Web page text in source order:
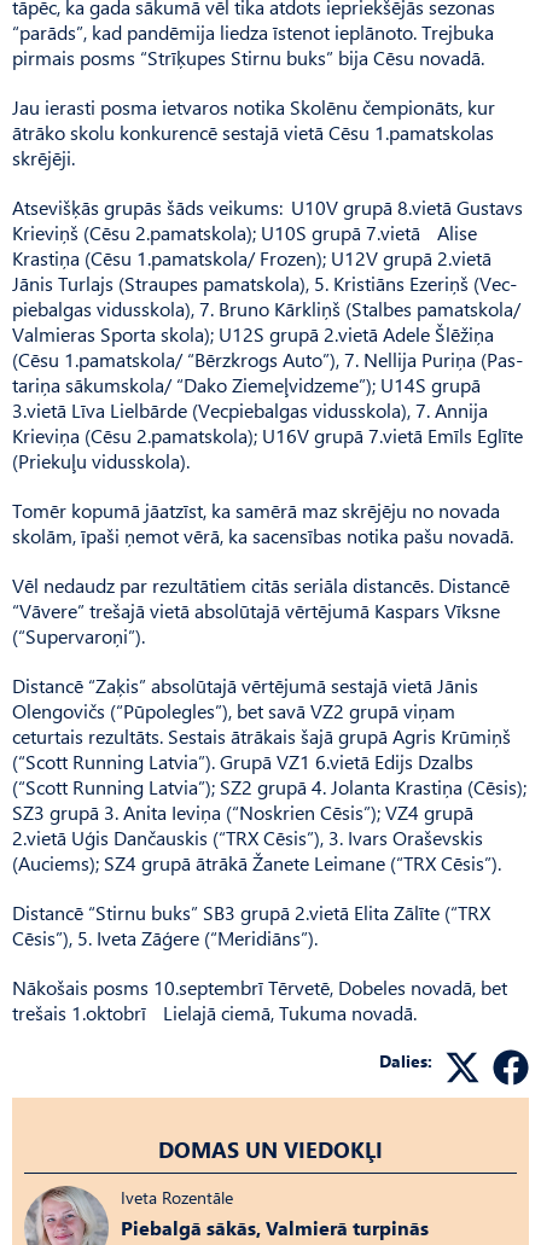
tāpēc, ka gada sākumā vēl tika atdots iepriekšējās sezonas
“parāds”, kad pandēmija liedza īstenot ieplānoto. Trejbuka
pirmais posms “Strīķupes Stirnu buks” bija Cēsu novadā.
Jau ierasti posma ietvaros notika Skolēnu čempionāts, kur
ātrāko skolu konkurencē sestajā vietā Cēsu 1.pamatskolas
skrējēji.
Atsevišķās grupās šāds veikums: U10V grupā 8.vietā Gus­tavs
Krieviņš (Cēsu 2.pamatskola); U10S grupā 7.vietā Alise
Krastiņa (Cēsu 1.pamatskola/ Frozen); U12V grupā 2.vietā
Jānis Turlajs (Straupes pamatskola), 5. Kristiāns Ezeriņš (Vec­
piebalgas vidusskola), 7. Bruno Kārkliņš (Stalbes pamatskola/
Valmieras Sporta skola); U12S grupā 2.vietā Adele Šlēžiņa
(Cēsu 1.pamatskola/ “Bērzkrogs Au­to”), 7. Nellija Puriņa (Pas­
tariņa sākumskola/ “Dako Ziemeļvid­zeme”); U14S grupā
3.vietā Līva Lielbārde (Vec­piebalgas vidusskola), 7. Annija
Krieviņa (Cēsu 2.pamatskola); U16V grupā 7.vietā Emīls Eglīte
(Priekuļu vidusskola).
Tomēr kopumā jāatzīst, ka samērā maz skrējēju no novada
skolām, īpaši ņemot vērā, ka sacensības notika pašu novadā.
Vēl nedaudz par rezultātiem citās seriāla distancēs. Distancē
“Vāvere” trešajā vietā absolūtajā vērtējumā Kaspars Vīksne
(“Supervaroņi”).
Distancē “Zaķis” absolūtajā vērtējumā sestajā vietā Jānis
Olengovičs (“Pūpolegles”), bet savā VZ2 grupā viņam
ceturtais rezultāts. Sestais ātrākais šajā grupā Agris Krūmiņš
(“Scott Running Latvia”). Grupā VZ1 6.vietā Edijs Dzalbs
(“Scott Running Latvia”); SZ2 grupā 4. Jolanta Krastiņa (Cēsis);
SZ3 grupā 3. Anita Ieviņa (“Noskrien Cēsis”); VZ4 grupā
2.vietā Uģis Dančauskis (“TRX Cēsis”), 3. Ivars Oraševskis
(Auciems); SZ4 grupā ātrākā Žanete Leimane (“TRX Cēsis”).
Distancē “Stirnu buks” SB3 grupā 2.vietā Elita Zālīte (“TRX
Cēsis”), 5. Iveta Zāģere (“Meri­di­āns”).
Nākošais posms 10.septembrī Tērvetē, Dobeles novadā, bet
trešais 1.oktobrī Lielajā ciemā, Tukuma novadā.
Dalies:
DOMAS UN VIEDOKĻI
Iveta Rozentāle
Piebalgā sākās, Valmierā turpinās